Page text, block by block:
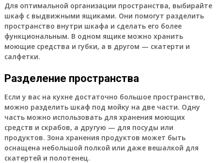
Для оптимальной организации пространства, выбирайте
шкаф с выдвижными ящиками. Они помогут разделить
пространство внутри шкафа и сделать его более
функциональным. В одном ящике можно хранить
моющие средства и губки, а в другом — скатерти и
салфетки.
Разделение пространства
Если у вас на кухне достаточно большое пространство,
можно разделить шкаф под мойку на две части. Одну
часть можно использовать для хранения моющих
средств и скрабов, а другую — для посуды или
продуктов. Зона хранения продуктов может быть
оснащена небольшой полкой или даже вешалкой для
скатертей и полотенец.